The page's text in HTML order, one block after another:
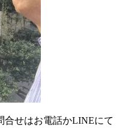
合せはお電話かLINEにて